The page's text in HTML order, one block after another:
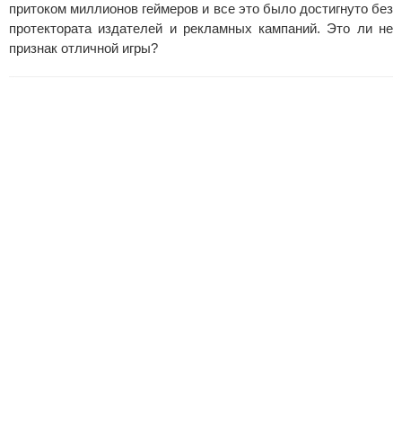
притоком миллионов геймеров и все это было достигнуто без
протектората издателей и рекламных кампаний. Это ли не
признак отличной игры?